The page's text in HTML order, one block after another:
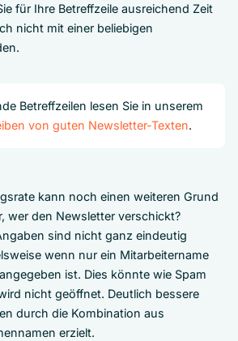
für Ihre Betreffzeile ausreichend Zeit
nicht mit einer beliebigen
Betreffzeilen lesen Sie in unserem
von guten Newsletter-Texten.
kann noch einen weiteren Grund
wer den Newsletter verschickt?
sind nicht ganz eindeutig
wenn nur ein Mitarbeitername
ist. Dies könnte wie Spam
nicht geöffnet. Deutlich bessere
durch die Kombination aus
erzielt.